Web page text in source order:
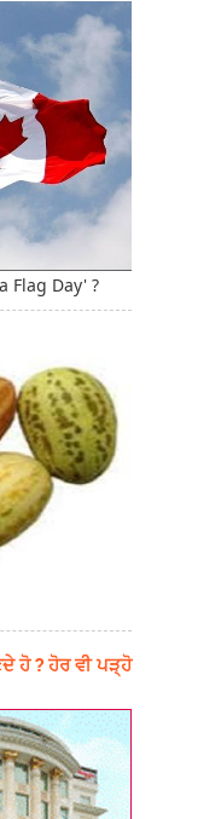
Flag Day' ?
ਹੋ ? ਹੋਰ ਵੀ ਪੜ੍ਹੋ